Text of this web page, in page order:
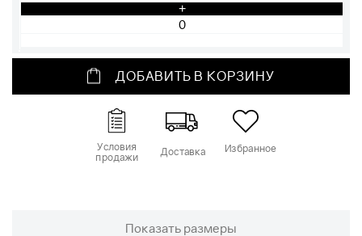
+
ДОБАВИТЬ В КОРЗИНУ
Условия
продажи Доставка Избранное
Показать размеры